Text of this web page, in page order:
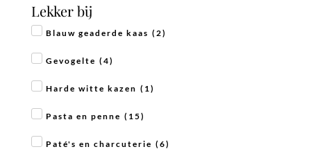
Lekker bij
Blauw geaderde kaas ( 2)
Gevogelte ( 4)
Harde witte kazen ( 1 )
Pasta en penne ( 15)
Paté's en charcuterie ( 6)